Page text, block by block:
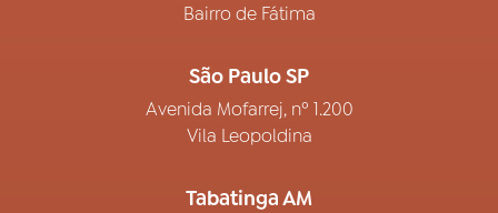
Bairro de Fátima
São Paulo SP
Avenida Mofarrej, nº 1.200
Vila Leopoldina
Tabatinga AM